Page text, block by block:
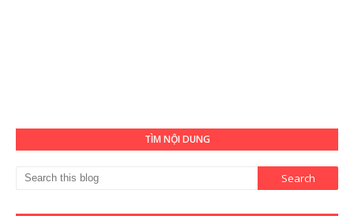
TÌM NỘI DUNG